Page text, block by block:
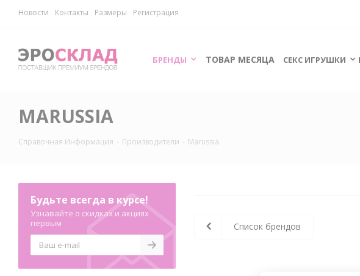
Новости Контакты Размеры Регистрация
БРЕНДЫ ТОВАР МЕСЯЦА СЕКС ИГРУШКИ
MARUSSIA
Справочная Информация - Производители - Marussia
Список брендов
Будьте всегда в курсе!
Узнавайте о скидках и акциях
первым